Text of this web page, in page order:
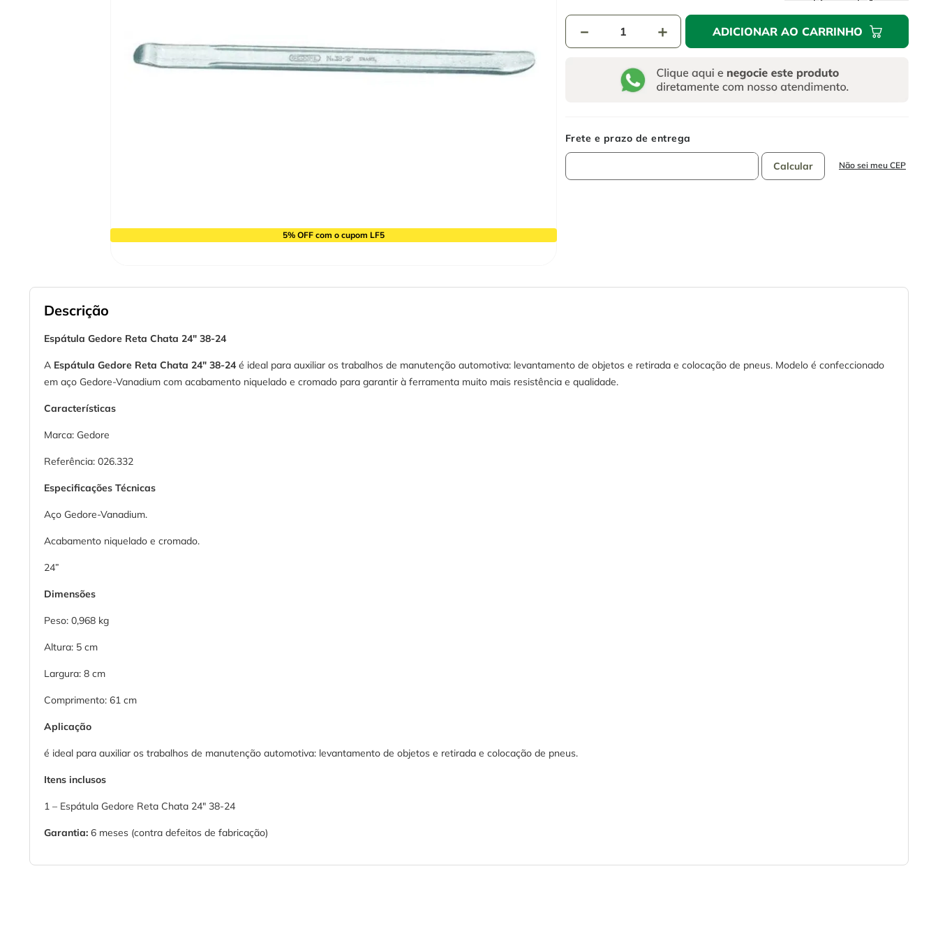
5% OFF com o cupom LF5
＋
－ ADICIONAR AO CARRINHO
Não sei meu CEP
Descrição
Espátula Gedore Reta Chata 24" 38-24
A Espátula Gedore Reta Chata 24" 38-24 é ideal para auxiliar os trabalhos de manutenção automotiva: levantamento de objetos e retirada e colocação de pneus. Modelo é confeccionado
em aço Gedore-Vanadium com acabamento niquelado e cromado para garantir à ferramenta muito mais resistência e qualidade.
Características
Marca: Gedore
Referência: 026.332
Especificações Técnicas
Aço Gedore-Vanadium.
Acabamento niquelado e cromado.
24”
Dimensões
Peso: 0,968 kg
Altura: 5 cm
Largura: 8 cm
Comprimento: 61 cm
Aplicação
é ideal para auxiliar os trabalhos de manutenção automotiva: levantamento de objetos e retirada e colocação de pneus.
Itens inclusos
1 – Espátula Gedore Reta Chata 24" 38-24
Garantia: 6 meses (contra defeitos de fabricação)